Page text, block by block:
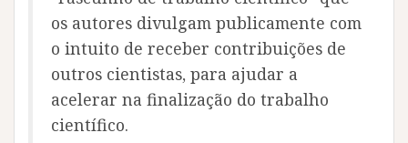
os autores divulgam publicamente com
o intuito de receber contribuições de
outros cientistas, para ajudar a
acelerar na finalização do trabalho
científico.